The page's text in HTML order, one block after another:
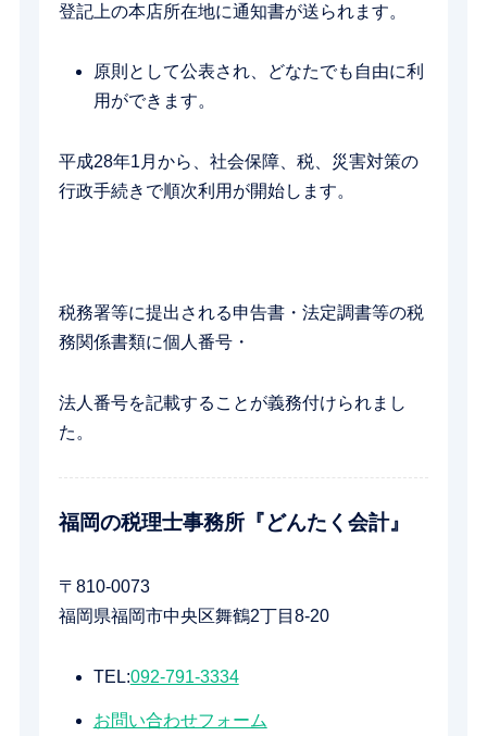
登記上の本店所在地に通知書が送られます。
原則として公表され、どなたでも自由に利
用ができます。
平成28年1月から、社会保障、税、災害対策の
行政手続きで順次利用が開始します。
税務署等に提出される申告書・法定調書等の税
務関係書類に個人番号・
法人番号を記載することが義務付けられまし
た。
福岡の税理士事務所『どんたく会計』
〒810-0073
福岡県福岡市中央区舞鶴2丁目8-20
TEL:092-791-3334
お問い合わせフォーム